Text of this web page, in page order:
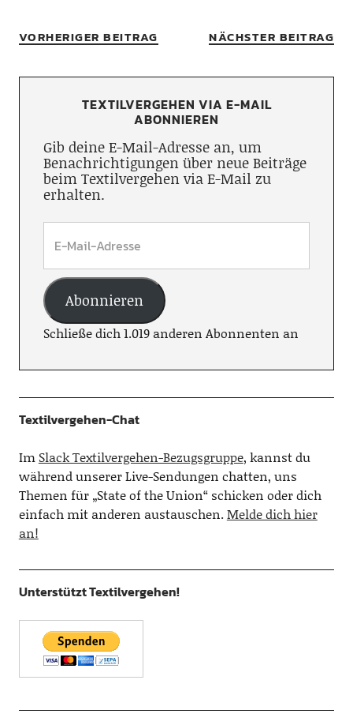
VORHERIGER BEITRAG NÄCHSTER BEITRAG
TEXTILVERGEHEN VIA E-MAIL
ABONNIEREN
Gib deine E-Mail-Adresse an, um
Benachrichtigungen über neue Beiträge
beim Textilvergehen via E-Mail zu
erhalten.
Abonnieren
Schließe dich 1.019 anderen Abonnenten an
Textilvergehen-Chat
Im Slack Textilvergehen-Bezugsgruppe, kannst du
während unserer Live-Sendungen chatten, uns
Themen für „State of the Union“ schicken oder dich
einfach mit anderen austauschen.Melde dich hier
an!
Unterstützt Textilvergehen!